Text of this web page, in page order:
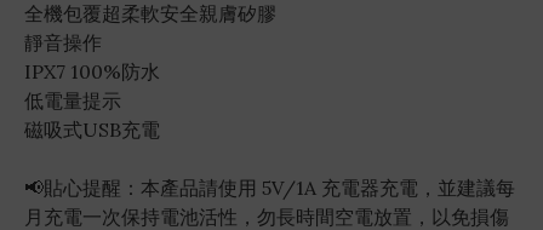
全機包覆超柔軟安全親膚矽膠
靜音操作
IPX7 100%防水
低電量提示
磁吸式USB充電
📢貼心提醒：本產品請使用 5V/1A 充電器充電，並建議每
月充電一次保持電池活性，勿長時間空電放置，以免損傷